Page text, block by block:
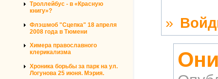
Троллейбус - в «Красную
книгу»?
Флэшмоб "Сцепка" 18 апреля
2008 года в Тюмени
Химера православного
клерикализма
Хроника борьбы за парк на ул.
Логунова 25 июня. Мэрия.
»